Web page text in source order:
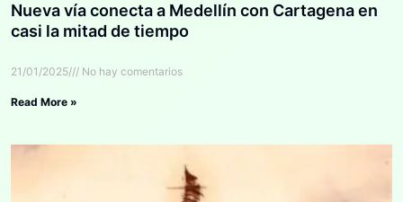
Nueva vía conecta a Medellín con Cartagena en
casi la mitad de tiempo
21/01/2025 No hay comentarios
Read More »